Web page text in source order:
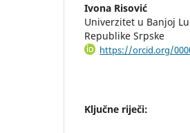
Ivona Risović
Univerzitet u Banjoj
Republike Srpske
https://orcid.org/
Ključne riječi: